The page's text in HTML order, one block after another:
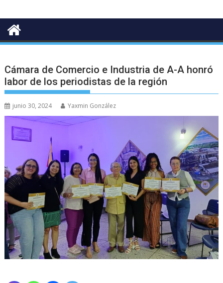
Cámara de Comercio e Industria de A-A honró
labor de los periodistas de la región
junio 30, 2024 Yaxmin González